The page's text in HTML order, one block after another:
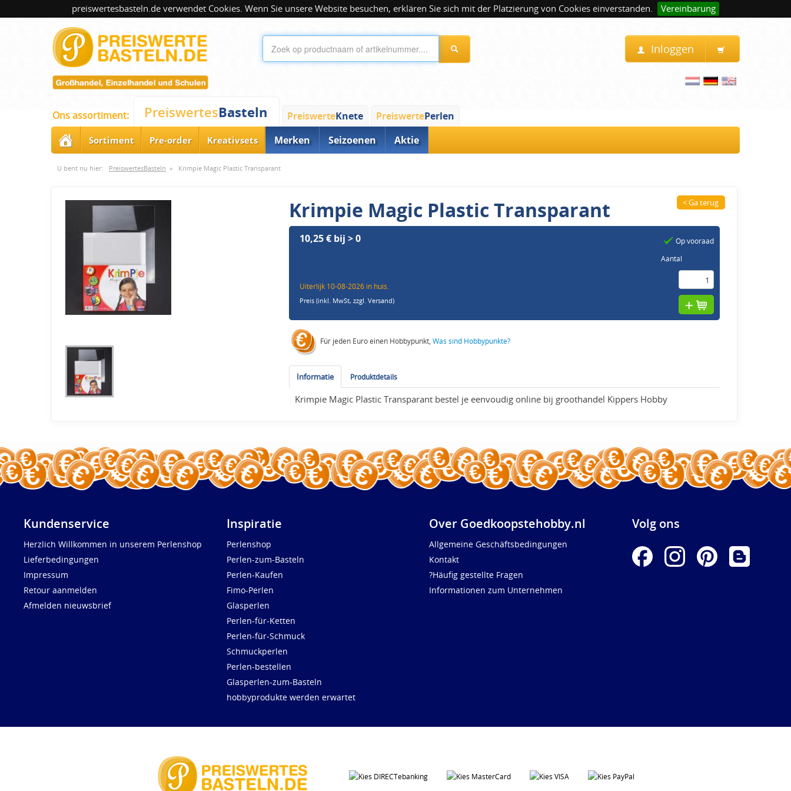
preiswertesbasteln.de verwendet Cookies. Wenn Sie unsere Website besuchen, erklären Sie sich mit der Platzierung von Cookies einverstanden. Vereinbarung
Inloggen
Ons assortiment: PreiswertesBasteln PreiswerteKnete PreiswertePerlen
Sortiment Pre-order Kreativsets Merken Seizoenen Aktie
U bent nu hier: PreiswertesBasteln » Krimpie Magic Plastic Transparant
Krimpie Magic Plastic Transparant < Ga terug
10,25 € bij > 0
Uiterlijk 10-08-2026 in huis.
Preis (inkl. MwSt,zzgl. Versand)
Op vooraad
Aantal
Für jeden Euro einen Hobbypunkt,Was sind Hobbypunkte?
Informatie Produktdetails
Krimpie Magic Plastic Transparant bestel je eenvoudig online bij groothandel Kippers Hobby
Kundenservice
Herzlich Willkommen in unserem Perlenshop
Lieferbedingungen
Impressum
Retour aanmelden
Afmelden nieuwsbrief
Inspiratie
Perlenshop
Perlen-zum-Basteln
Perlen-Kaufen
Fimo-Perlen
Glasperlen
Perlen-für-Ketten
Perlen-für-Schmuck
Schmuckperlen
Perlen-bestellen
Glasperlen-zum-Basteln
hobbyprodukte werden erwartet
Over Goedkoopstehobby.nl
Allgemeine Geschäftsbedingungen
Kontakt
?Häufig gestellte Fragen
Informationen zum Unternehmen
Volg ons